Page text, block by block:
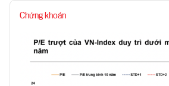
Chứng khoán